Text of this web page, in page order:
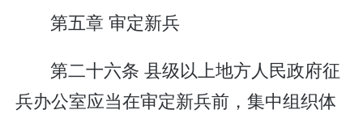
第五章 审定新兵
第二十六条 县级以上地方人民政府征
兵办公室应当在审定新兵前，集中组织体